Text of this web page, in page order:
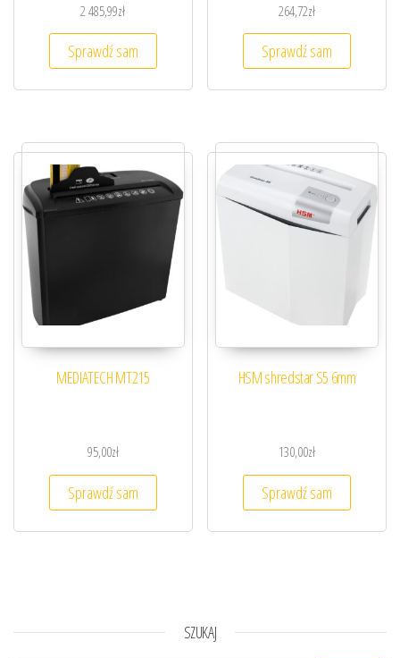
2 485,99zł
Sprawdź sam
264,72zł
Sprawdź sam
MEDIATECH MT215
95,00zł
Sprawdź sam
HSM shredstar S5 6mm
130,00zł
Sprawdź sam
SZUKAJ